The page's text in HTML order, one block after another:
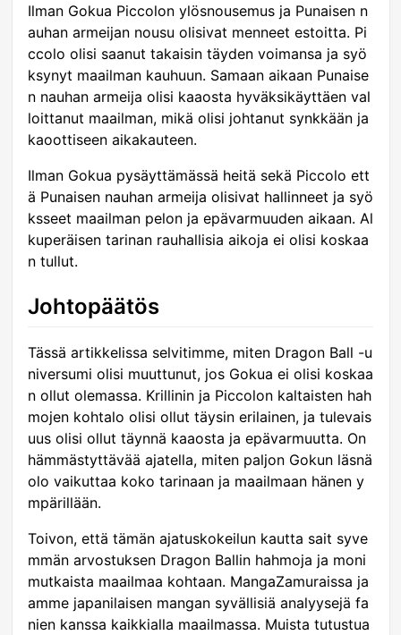
Ilman Gokua Piccolon ylösnousemus ja Punaisen n
auhan armeijan nousu olisivat menneet estoitta. Pi
ccolo olisi saanut takaisin täyden voimansa ja syö
ksynyt maailman kauhuun. Samaan aikaan Punaise
n nauhan armeija olisi kaaosta hyväksikäyttäen val
loittanut maailman, mikä olisi johtanut synkkään ja
kaoottiseen aikakauteen.
Ilman Gokua pysäyttämässä heitä sekä Piccolo ett
ä Punaisen nauhan armeija olisivat hallinneet ja syö
ksseet maailman pelon ja epävarmuuden aikaan. Al
kuperäisen tarinan rauhallisia aikoja ei olisi koskaa
n tullut.
Johtopäätös
Tässä artikkelissa selvitimme, miten Dragon Ball -u
niversumi olisi muuttunut, jos Gokua ei olisi koskaa
n ollut olemassa. Krillinin ja Piccolon kaltaisten hah
mojen kohtalo olisi ollut täysin erilainen, ja tulevais
uus olisi ollut täynnä kaaosta ja epävarmuutta. On
hämmästyttävää ajatella, miten paljon Gokun läsnä
olo vaikuttaa koko tarinaan ja maailmaan hänen y
mpärillään.
Toivon, että tämän ajatuskokeilun kautta sait syve
mmän arvostuksen Dragon Ballin hahmoja ja moni
mutkaista maailmaa kohtaan. MangaZamuraissa ja
amme japanilaisen mangan syvällisiä analyysejä fa
nien kanssa kaikkialla maailmassa. Muista tutustua